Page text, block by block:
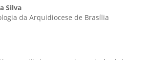
Silva
da Arquidiocese de Brasília